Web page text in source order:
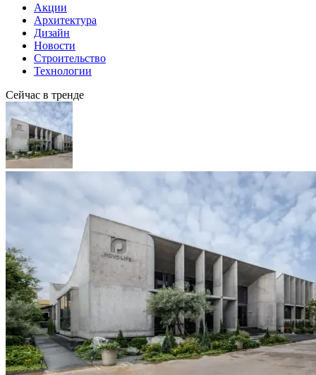
Акции
Архитектура
Дизайн
Новости
Строительство
Технологии
Сейчас в тренде